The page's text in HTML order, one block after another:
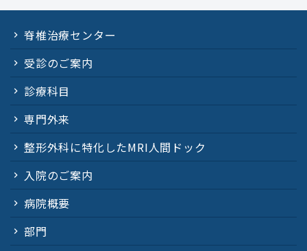
脊椎治療センター
受診のご案内
診療科目
専門外来
整形外科に特化したMRI人間ドック
入院のご案内
病院概要
部門